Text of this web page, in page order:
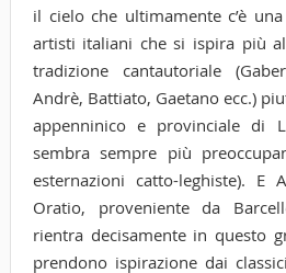
il cielo che ultimamente c’è
artisti italiani che si ispira più
tradizione cantautoriale
Andrè, Battiato, Gaetano ecc.)
appenninico e provinciale di
sembra sempre più
esternazioni catto-leghiste). E
Oratio, proveniente da
rientra decisamente in questo
prendono ispirazione dai